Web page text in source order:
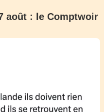
août : le Comptwoir